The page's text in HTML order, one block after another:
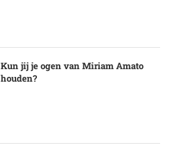
Kun jij je ogen van Miriam Amato
houden?